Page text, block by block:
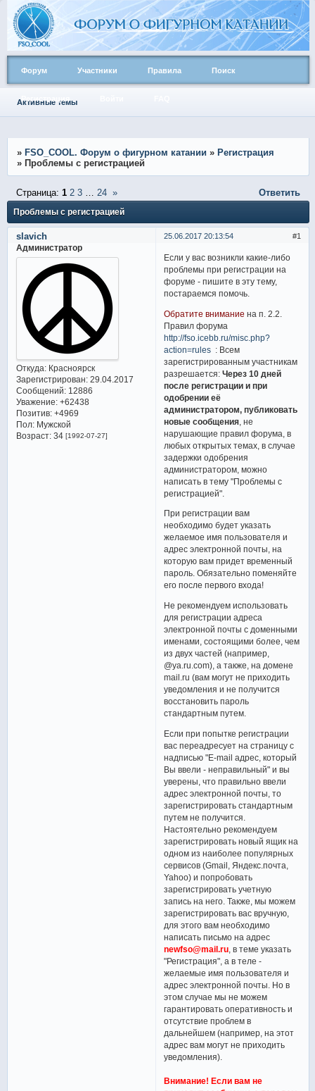
Форум Участники Правила Поиск
Активные темы
» FSO_COOL. Форум о фигурном катании » Регистрация
» Проблемы с регистрацией
Проблемы с регистрацией
Страница: 1 2 3 24 » Ответить
1
25.06.2017 20:13:54
slavich
Администратор
Откуда:Красноярск
Зарегистрирован: 29.04.2017
Сообщений:12886
Уважение: +62438
Позитив: +4969
Пол:Мужской
Возраст:34 [1992-07-27]
Если у вас возникли какие-либо
проблемы при регистрации на
форуме - пишите в эту тему,
постараемся помочь.
Обратите внимание на п. 2.2.
Правил форума
http://fso.icebb.ru/misc.php?
action=rules : Всем
зарегистрированным участникам
разрешается:Через 10 дней
после регистрации и при
одобрении её
администратором, публиковать
новые сообщения , не
нарушающие правил форума, в
любых открытых темах, в случае
задержки одобрения
администратором, можно
написать в тему "Проблемы с
регистрацией".
При регистрации вам
необходимо будет указать
желаемое имя пользователя и
адрес электронной почты, на
которую вам придет временный
пароль. Обязательно поменяйте
его после первого входа!
Не рекомендуем использовать
для регистрации адреса
электронной почты с доменными
именами, состоящими более, чем
из двух частей (например,
@ya.ru.com), а также, на домене
mail.ru (вам могут не приходить
уведомления и не получится
восстановить пароль
стандартным путем.
Если при попытке регистрации
вас переадресует на страницу с
надписью "E-mail адрес, который
Вы ввели - неправильный" и вы
уверены, что правильно ввели
адрес электронной почты, то
зарегистрировать стандартным
путем не получится.
Настоятельно рекомендуем
зарегистрировать новый ящик на
одном из наиболее популярных
сервисов (Gmail, Яндекс.почта,
Yahoo) и попробовать
зарегистрировать учетную
запись на него. Также, мы можем
зарегистрировать вас вручную,
для этого вам необходимо
написать письмо на адрес
newfso@mail.ru , в теме указать
"Регистрация", а в теле -
желаемые имя пользователя и
адрес электронной почты. Но в
этом случае мы не можем
гарантировать оперативность и
отсутствие проблем в
дальнейшем (например, на этот
адрес вам могут не приходить
уведомления).
Внимание! Если вам не